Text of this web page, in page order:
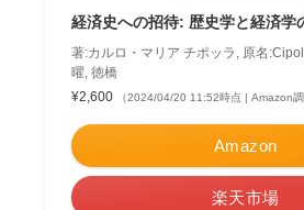
経済史への招待: 歴史学と経済学
著:カルロ・マリア チポッラ, 原名
曜, 徳橋
¥2,600
（2024/04/20 11:52時点 | Amazon調
Amazon
楽天市場